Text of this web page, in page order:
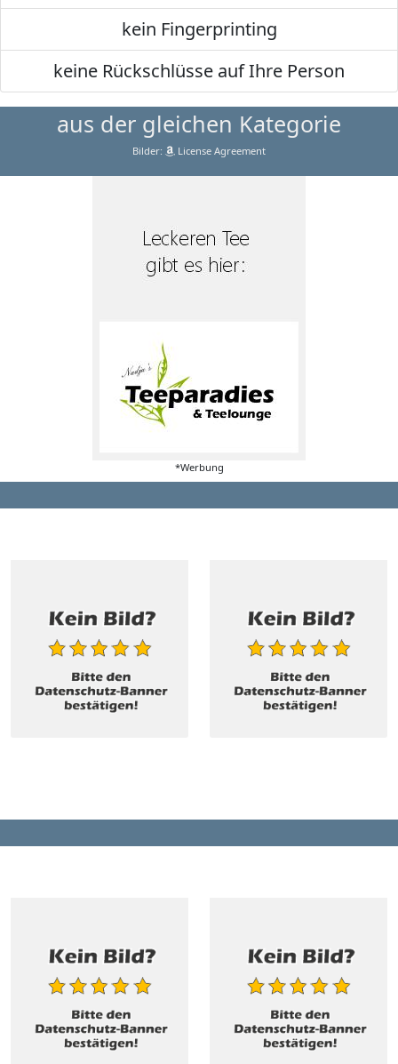
kein Fingerprinting
keine Rückschlüsse auf Ihre Person
aus der gleichen Kategorie
Bilder: License Agreement
*Werbung